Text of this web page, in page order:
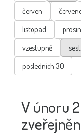
červen
listopad
vzestupně
posledních 30
V únoru